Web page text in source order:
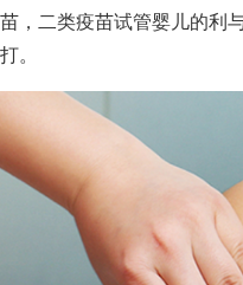
，二类疫苗试管婴儿的利
。